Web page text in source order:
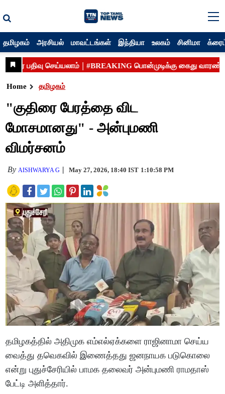
தமிழகம் அரசியல் மாவட்டங்கள் இந்தியா உலகம் சினிமா
Home தமிழகம்
"குதிரை பேரத்தை விட
மோசமானது" - அன்புமணி
விமர்சனம்
By AISHWARYA G May 27, 2026, 18:40 IST 1:10:58 PM
தமிழகத்தில் அதிமுக எம்எல்ஏக்களை ராஜினாமா செய்ய
வைத்து தவெகவில் இணைத்தது ஜனநாயக படுகொலை
என்று புதுச்சேரியில் பாமக தலைவர் அன்புமணி ராமதாஸ்
பேட்டி அளித்தார்.